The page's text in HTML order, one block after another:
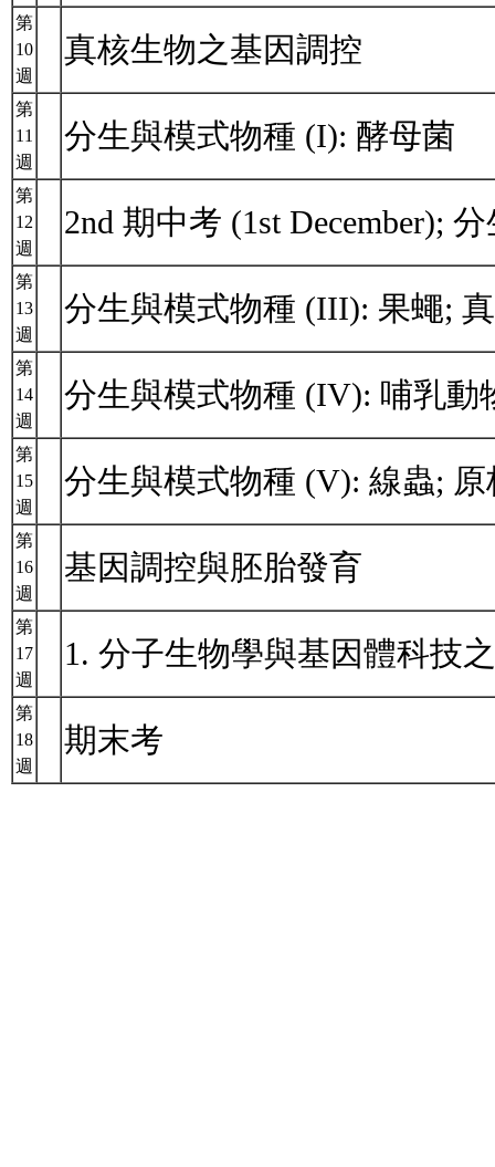
第
10
週
真核生物之基因調控
第
11
週
分生與模式物種 (I): 酵母菌
第
12
週
2nd 期中考 (1st December);
第
13
週
分生與模式物種 (III): 果蠅;
第
14
週
分生與模式物種 (IV): 哺乳
第
15
週
分生與模式物種 (V): 線蟲;
第
16
週
基因調控與胚胎發育
第
17
週
1. 分子生物學與基因體科技
第
18
週
期末考